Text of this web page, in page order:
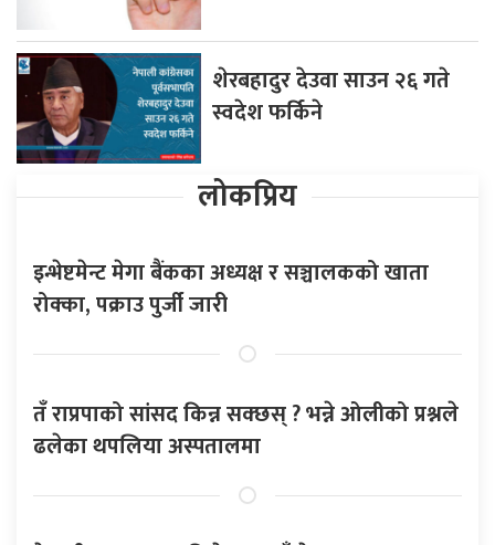
शेरबहादुर देउवा साउन २६ गते
स्वदेश फर्किने
लोकप्रिय
इन्भेष्टमेन्ट मेगा बैंकका अध्यक्ष र सञ्चालकको खाता
रोक्का, पक्राउ पुर्जी जारी
तँ राप्रपाको सांसद किन्न सक्छस् ? भन्ने ओलीको प्रश्नले
ढलेका थपलिया अस्पतालमा